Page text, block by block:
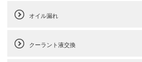
オイル漏れ
クーラント液交換